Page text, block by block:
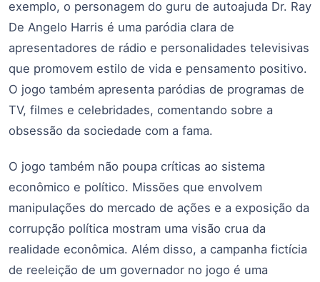
exemplo, o personagem do guru de autoajuda Dr. Ray
De Angelo Harris é uma paródia clara de
apresentadores de rádio e personalidades televisivas
que promovem estilo de vida e pensamento positivo.
O jogo também apresenta paródias de programas de
TV, filmes e celebridades, comentando sobre a
obsessão da sociedade com a fama.
O jogo também não poupa críticas ao sistema
econômico e político. Missões que envolvem
manipulações do mercado de ações e a exposição da
corrupção política mostram uma visão crua da
realidade econômica. Além disso, a campanha fictícia
de reeleição de um governador no jogo é uma